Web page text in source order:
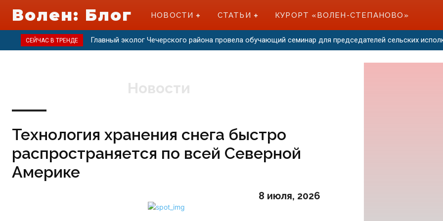
Волен: Блог НОВОСТИ СТАТЬИ КУРОРТ «ВОЛЕН-СТЕПАНОВО»
СЕЙЧАС В ТРЕНДЕ Главный эколог Чечерского района провела обучающий семинар для председателей сельских
Новости
Технология хранения снега быстро
распространяется по всей Северной
Америке
8 июля, 2026